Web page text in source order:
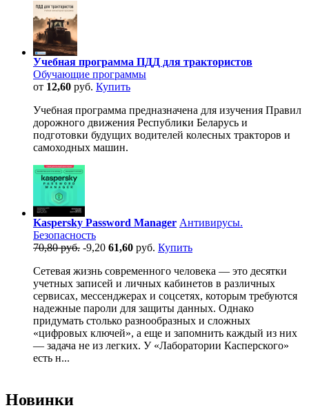
Учебная программа ПДД для трактористов
Обучающие программы
от 12,60 руб. Купить
Учебная программа предназначена для изучения Правил
дорожного движения Республики Беларусь и
подготовки будущих водителей колесных тракторов и
самоходных машин.
Kaspersky Password Manager Антивирусы.
Безопасность
70,80 руб. -9,20 61,60 руб. Купить
Сетевая жизнь современного человека — это десятки
учетных записей и личных кабинетов в различных
сервисах, мессенджерах и соцсетях, которым требуются
надежные пароли для защиты данных. Однако
придумать столько разнообразных и сложных
«цифровых ключей», а еще и запомнить каждый из них
— задача не из легких. У «Лаборатории Касперского»
есть н...
Новинки